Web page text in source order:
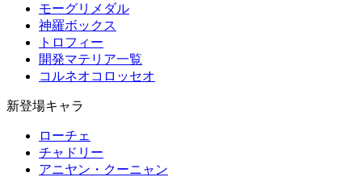
モーグリメダル
神羅ボックス
トロフィー
開発マテリア一覧
コルネオコロッセオ
新登場キャラ
ローチェ
チャドリー
アニヤン・クーニャン